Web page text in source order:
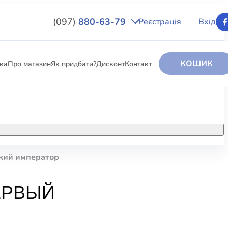
(097) 880-63-79 Реєстрація Вхід
Про магазинЯк придбати?ДисконтКонтакт КОШИК
император